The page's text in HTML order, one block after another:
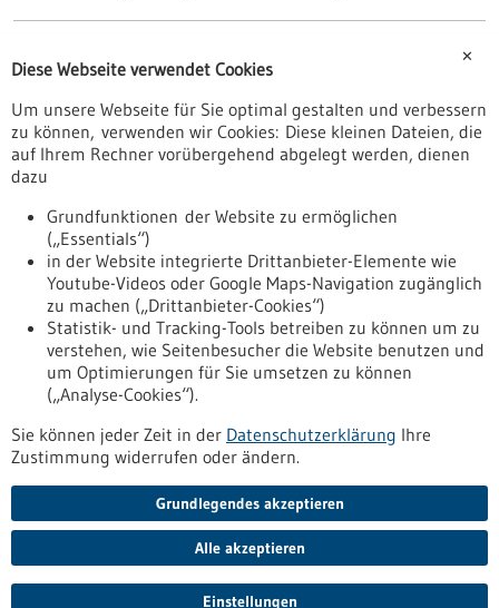
Verordnung über Medizinprodukte: längerer
Übergangszeitraum für Umstellung beschlossen
11.12.2025
Kommission begrüßt politische Einigung über
umfassende Reform der EU-Arzneimittelvorschriften
02.12.2025
Ethanol-Entscheidung der EU vertagt / BVMed:
„Ethanol ist in der Medizin unverzichtbar"
16.04.2024
Gesundheitswesen: Herausforderungen und Chancen
✕
Diese Webseite verwendet Cookies
Um unsere Webseite für Sie optimal gestalten und verbessern
zu können, verwenden wir Cookies: Diese kleinen Dateien, die
auf Ihrem Rechner vorübergehend abgelegt werden, dienen
dazu
Grundfunktionen der Website zu ermöglichen
(„Essentials“)
in der Website integrierte Drittanbieter-Elemente wie
Youtube-Videos oder Google Maps-Navigation zugänglich
zu machen („Drittanbieter-Cookies“)
Statistik- und Tracking-Tools betreiben zu können um zu
verstehen, wie Seitenbesucher die Website benutzen und
um Optimierungen für Sie umsetzen zu können
(„Analyse-Cookies“).
Sie können jeder Zeit in der Datenschutzerklärung Ihre
Zustimmung widerrufen oder ändern.
Grundlegendes akzeptieren
Alle akzeptieren
Einstellungen